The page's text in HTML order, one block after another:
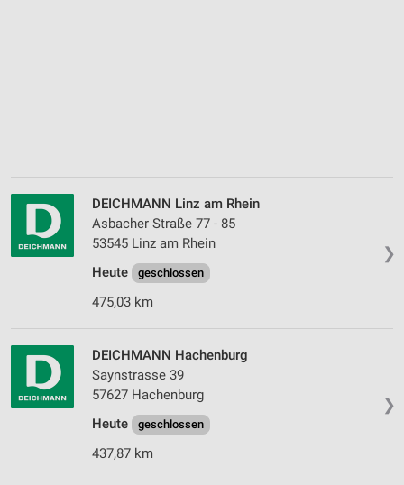
❯
DEICHMANN Linz am Rhein
Asbacher Straße 77 - 85
53545 Linz am Rhein
Heute
geschlossen
475,03 km
❯
DEICHMANN Hachenburg
Saynstrasse 39
57627 Hachenburg
Heute
geschlossen
437,87 km